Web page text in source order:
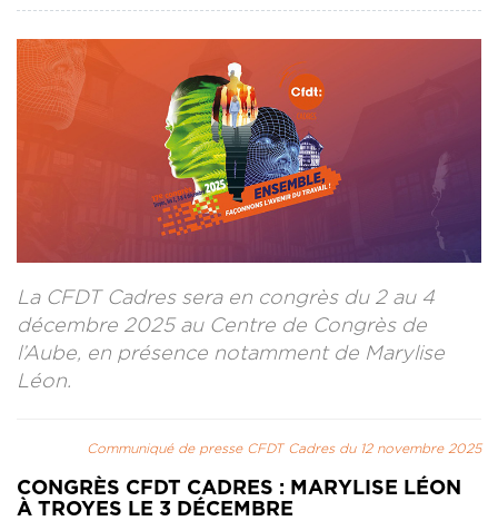
CONTACT
LA REVUE CADRES
LE CREFAC
L’OBSERVATOIRE DES CADRES
La CFDT Cadres sera en congrès du 2 au 4
décembre 2025 au Centre de Congrès de
l’Aube, en présence notamment de Marylise
Léon.
Communiqué de presse CFDT Cadres du 12 novembre 2025
CONGRÈS CFDT CADRES : MARYLISE LÉON
À TROYES LE 3 DÉCEMBRE